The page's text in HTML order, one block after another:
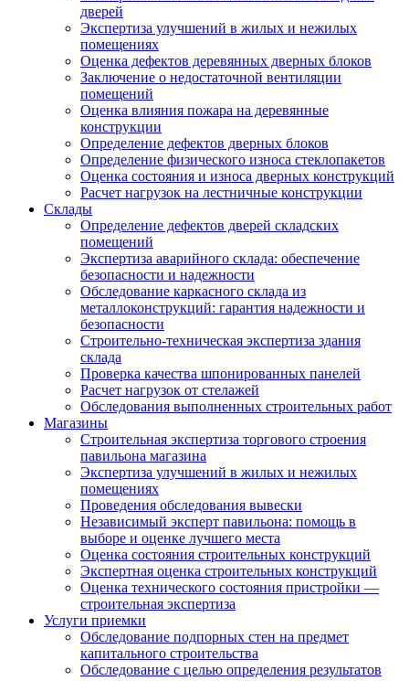
дверей
Экспертиза улучшений в жилых и нежилых
помещениях
Оценка дефектов деревянных дверных блоков
Заключение о недостаточной вентиляции
помещений
Оценка влияния пожара на деревянные
конструкции
Определение дефектов дверных блоков
Определение физического износа стеклопакетов
Оценка состояния и износа дверных конструкций
Расчет нагрузок на лестничные конструкции
Склады
Определение дефектов дверей складских
помещений
Экспертиза аварийного склада: обеспечение
безопасности и надежности
Обследование каркасного склада из
металлоконструкций: гарантия надежности и
безопасности
Строительно-техническая экспертиза здания
склада
Проверка качества шпонированных панелей
Расчет нагрузок от стелажей
Обследования выполненных строительных работ
Магазины
Строительная экспертиза торгового строения
павильона магазина
Экспертиза улучшений в жилых и нежилых
помещениях
Проведения обследования вывески
Независимый эксперт павильона: помощь в
выборе и оценке лучшего места
Оценка состояния строительных конструкций
Экспертная оценка строительных конструкций
Оценка технического состояния пристройки —
строительная экспертиза
Услуги приемки
Обследование подпорных стен на предмет
капитального строительства
Обследование с целью определения результатов